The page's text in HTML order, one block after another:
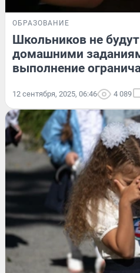
ОБРАЗОВАНИЕ
Школьников не
домашними
выполнение
12 сентября, 2025, 06:46 4 089